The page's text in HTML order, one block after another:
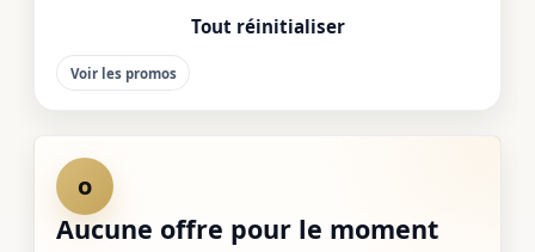
Tout réinitialiser
Voir les promos
o
Aucune offre pour le moment